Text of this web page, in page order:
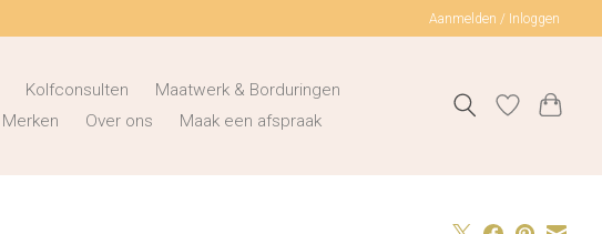
Aanmelden / Inloggen
Kolfconsulten
Maatwerk & Borduringen
Merken Over ons Maak een afspraak